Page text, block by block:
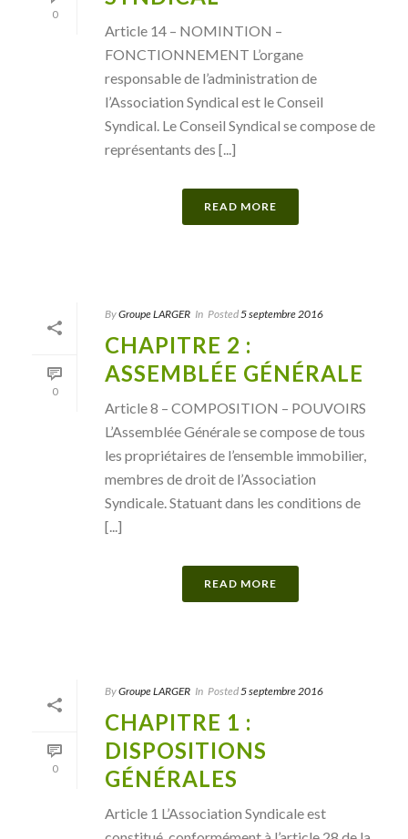
0
Article 14 – NOMINTION –
FONCTIONNEMENT L’organe
responsable de l’administration de
l’Association Syndical est le Conseil
Syndical. Le Conseil Syndical se compose de
représentants des [...]
READ MORE
0
ByGroupe LARGER In Posted5 septembre 2016
CHAPITRE 2 :
ASSEMBLÉE GÉNÉRALE
Article 8 – COMPOSITION – POUVOIRS
L’Assemblée Générale se compose de tous
les propriétaires de l’ensemble immobilier,
membres de droit de l’Association
Syndicale. Statuant dans les conditions de
[...]
READ MORE
0
ByGroupe LARGER In Posted5 septembre 2016
CHAPITRE 1 :
DISPOSITIONS
GÉNÉRALES
Article 1 L’Association Syndicale est